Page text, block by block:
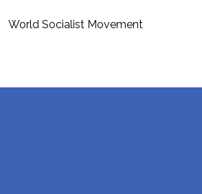
World Socialist Movement